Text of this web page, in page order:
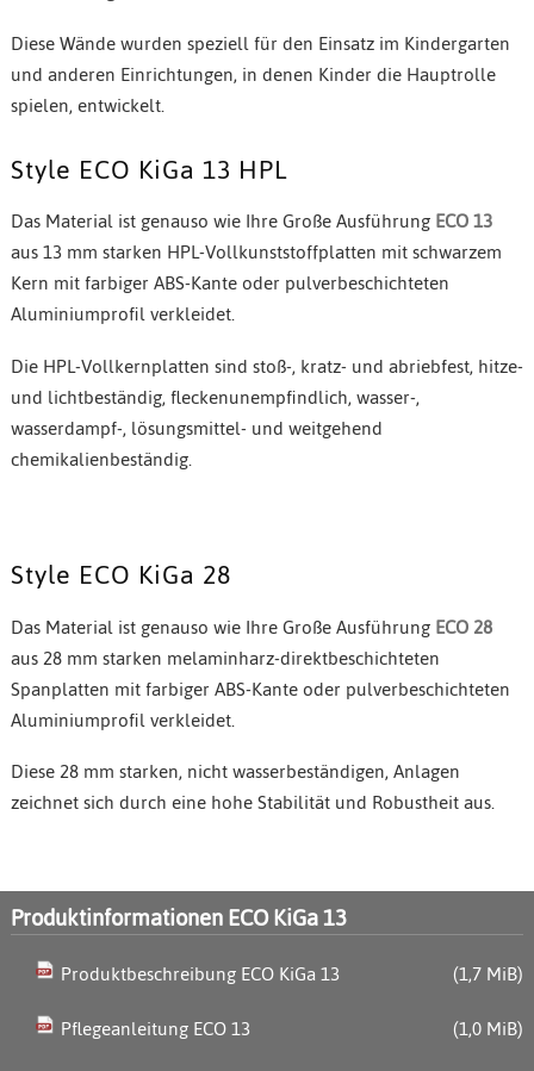
Diese Wände wurden speziell für den Einsatz im Kindergarten
und anderen Einrichtungen, in denen Kinder die Hauptrolle
spielen, entwickelt.
Style ECO KiGa 13 HPL
Das Material ist genauso wie Ihre Große AusführungECO 13
aus 13 mm starken HPL-Vollkunststoffplatten mit schwarzem
Kern mit farbiger ABS-Kante oder pulverbeschichteten
Aluminiumprofil verkleidet.
Die HPL-Vollkernplatten sind stoß-, kratz- und abriebfest, hitze-
und lichtbeständig, fleckenunempfindlich, wasser-,
wasserdampf-, lösungsmittel- und weitgehend
chemikalienbeständig.
Style ECO KiGa 28
Das Material ist genauso wie Ihre Große AusführungECO 28
aus 28 mm starken melaminharz-direktbeschichteten
Spanplatten mit farbiger ABS-Kante oder pulverbeschichteten
Aluminiumprofil verkleidet.
Diese 28 mm starken, nicht wasserbeständigen, Anlagen
zeichnet sich durch eine hohe Stabilität und Robustheit aus.
Produktinformationen ECO KiGa 13
Produktbeschreibung ECO KiGa 13
(1,7 MiB)
Pflegeanleitung ECO 13
(1,0 MiB)